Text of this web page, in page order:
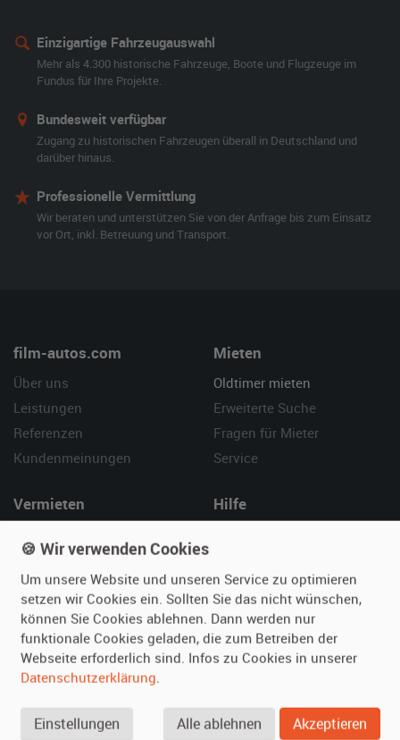
Einzigartige Fahrzeugauswahl
Mehr als 4.300 historische Fahrzeuge, Boote und Flugzeuge im
Fundus für Ihre Projekte.
Bundesweit verfügbar
Zugang zu historischen Fahrzeugen überall in Deutschland und
darüber hinaus.
Professionelle Vermittlung
Wir beraten und unterstützen Sie von der Anfrage bis zum Einsatz
vor Ort, inkl. Betreuung und Transport.
film-autos.com
Über uns
Leistungen
Referenzen
Kundenmeinungen
Mieten
Oldtimer mieten
Erweiterte Suche
Fragen für Mieter
Service
Vermieten
Fotos senden
Fragen für Vermieter
Inserat verwalten
Hilfe
Kontakt
SPECIAL
Berühmte Filmautos –
🍪 Wir verwenden Cookies
Um unsere Website und unseren Service zu optimieren
setzen wir Cookies ein. Sollten Sie das nicht wünschen,
können Sie Cookies ablehnen. Dann werden nur
funktionale Cookies geladen, die zum Betreiben der
Webseite erforderlich sind. Infos zu Cookies in unserer
Datenschutzerklärung.
Einstellungen Alle ablehnen Akzeptieren